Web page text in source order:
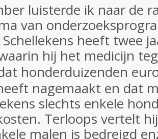
luisterde ik naar de
van
heeft twee
hij het medicijn
honderduizenden
nagemaakt en dat
slechts enkele
Terloops vertelt
malen is bedreigd